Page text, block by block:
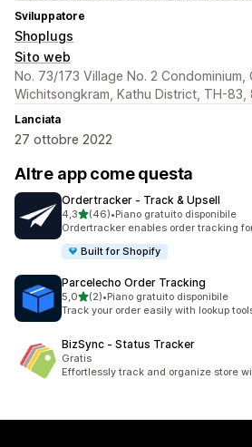
Sviluppatore
Shoplugs
Sito web
No. 73/173 Village No. 2
Wichitsongkram, Kathu District, TH-83,
Lanciata
27 ottobre 2022
Altre app come questa
Ordertracker ‑ Track & Upsell
4,3stelle su 5
(46)
46 recensioni totali
•Piano gratuito disponibile
Ordertracker enables order tracking
Built for Shopify
Parcelecho Order Tracking
5,0stelle su 5
(2)
2 recensioni totali
•Piano gratuito disponibile
Track your order easily with lookup
BizSync ‑ Status Tracker
Gratis
Effortlessly track and organize store